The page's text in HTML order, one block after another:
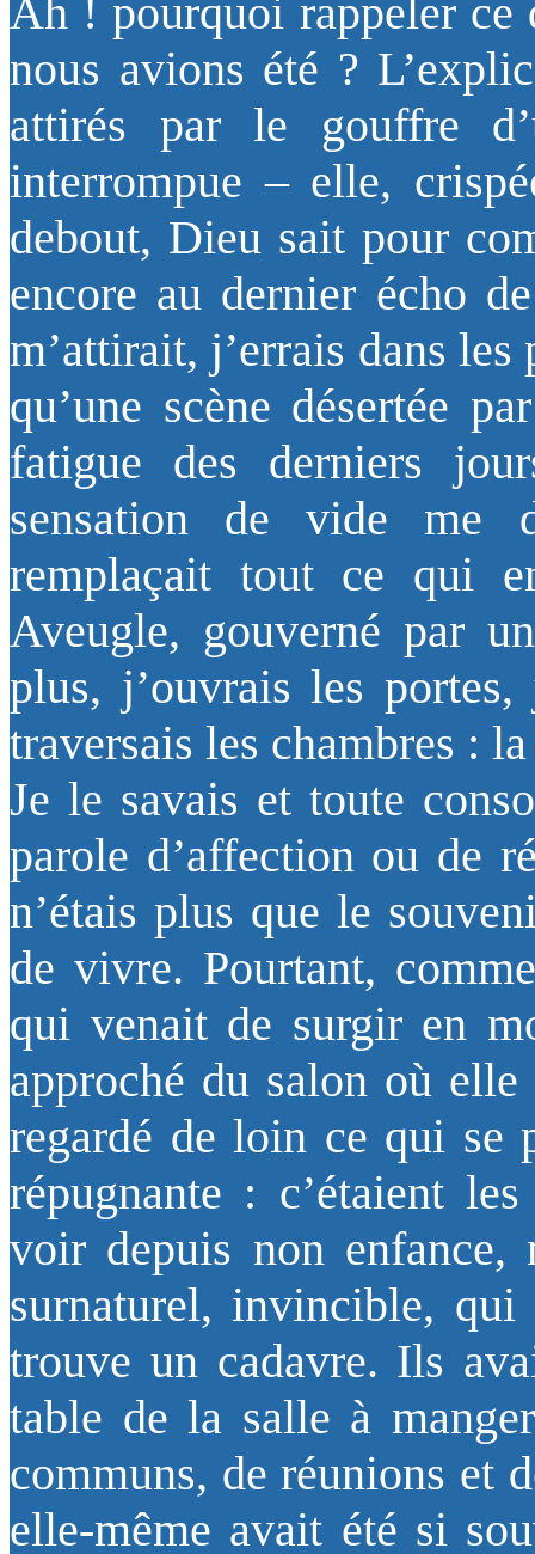
Ah ! pourquoi rappeler ce
nous avions été ?
attirés par le gouffre
interrompue – elle,
debout, Dieu sait pour
encore au dernier écho
m’attirait, j’errais dans
qu’une scène désertée
fatigue des derniers
sensation de vide me
remplaçait tout ce qui
Aveugle, gouverné par
plus, j’ouvrais les
traversais les chambres :
Je le savais et toute
parole d’affection ou de
n’étais plus que le
de vivre. Pourtant,
qui venait de surgir en
approché du salon où
regardé de loin ce qui se
répugnante : c’étaient
voir depuis non enfance,
surnaturel, invincible,
trouve un cadavre. Ils
table de la salle à
communs, de réunions et
elle-même avait été si